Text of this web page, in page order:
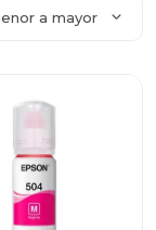
a mayor